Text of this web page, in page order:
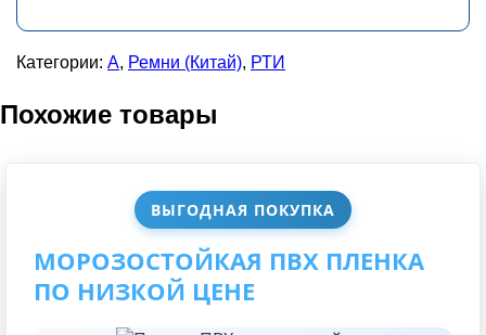
ВЫГОДНАЯ ПОКУПКА
МОРОЗОСТОЙКАЯ ПВХ ПЛЕНКА
ПО НИЗКОЙ ЦЕНЕ
Категории: А, Ремни (Китай), РТИ
Похожие товары